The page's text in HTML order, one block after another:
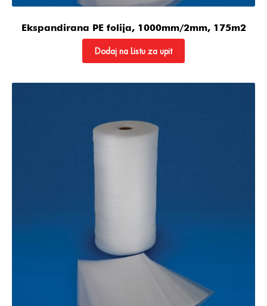
Ekspandirana PE folija, 1000mm/2mm, 175m2
Dodaj na Listu za upit